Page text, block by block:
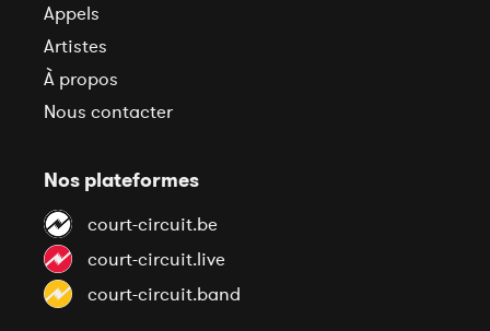
Appels
Artistes
À propos
Nous contacter
Nos plateformes
court-circuit.be
court-circuit.live
court-circuit.band